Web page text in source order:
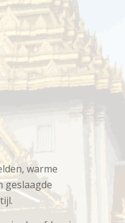
warme
geslaagde